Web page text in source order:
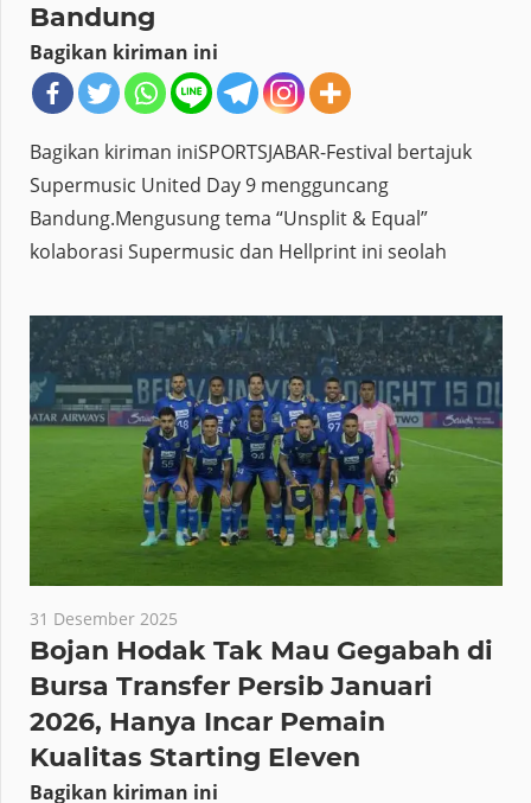
Bandung
Bagikan kiriman ini
Bagikan kiriman iniSPORTSJABAR-Festival bertajuk
Supermusic United Day 9 mengguncang
Bandung.Mengusung tema “Unsplit & Equal”
kolaborasi Supermusic dan Hellprint ini seolah
31 Desember 2025
Bojan Hodak Tak Mau Gegabah di
Bursa Transfer Persib Januari
2026, Hanya Incar Pemain
Kualitas Starting Eleven
Bagikan kiriman ini